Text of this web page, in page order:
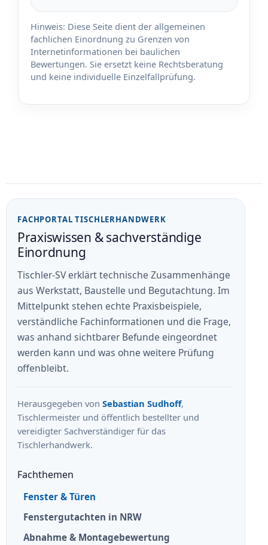
Hinweis: Diese Seite dient der allgemeinen
fachlichen Einordnung zu Grenzen von
Internetinformationen bei baulichen
Bewertungen. Sie ersetzt keine Rechtsberatung
und keine individuelle Einzelfallprüfung.
FACHPORTAL TISCHLERHANDWERK
Praxiswissen & sachverständige
Einordnung
Tischler-SV erklärt technische Zusammenhänge
aus Werkstatt, Baustelle und Begutachtung. Im
Mittelpunkt stehen echte Praxisbeispiele,
verständliche Fachinformationen und die Frage,
was anhand sichtbarer Befunde eingeordnet
werden kann und was ohne weitere Prüfung
offenbleibt.
Herausgegeben von Sebastian Sudhoff,
Tischlermeister und öffentlich bestellter und
vereidigter Sachverständiger für das
Tischlerhandwerk.
Fachthemen
Fenster & Türen
Fenstergutachten in NRW
Abnahme & Montagebewertung